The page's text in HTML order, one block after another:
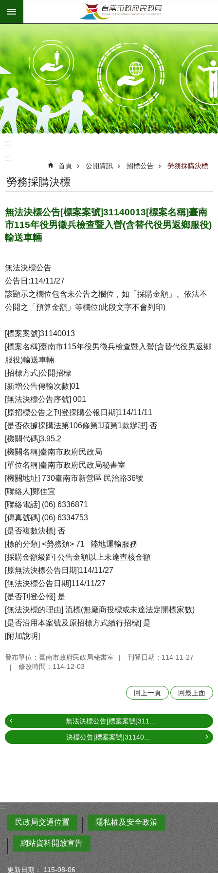
跳到主要內容區塊
:::
:::
首頁 公開資訊 招標公告 勞務採購決標
勞務採購決標
無法決標公告[標案案號]31140013[標案名稱]臺南
市115年役男徵兵檢查暨入營(含替代役男返鄉服役)
輸送車輛
無法決標公告
公告日:114/11/27
該顯示之欄位包含未公告之欄位，如「採購金額」、依法不
公開之「預算金額」等欄位(此段文字不會列印)
[標案案號]31140013
[標案名稱]臺南市115年役男徵兵檢查暨入營(含替代役男返鄉
服役)輸送車輛
[招標方式]公開招標
[新增公告傳輸次數]01
[無法決標公告序號] 001
[原招標公告之刊登採購公報日期]114/11/11
[是否依據採購法第106條第1項第1款辦理] 否
[機關代碼]3.95.2
[機關名稱]臺南市政府民政局
[單位名稱]臺南市政府民政局秘書室
[機關地址] 730臺南市新營區 民治路36號
[聯絡人]鄭佳宜
[聯絡電話] (06) 6336871
[傳真號碼] (06) 6334753
[是否複數決標] 否
[標的分類] <勞務類> 71 陸地運輸服務
[採購金額級距] 公告金額以上未達查核金額
[原無法決標公告日期]114/11/27
[無法決標公告日期]114/11/27
[是否刊登公報] 是
[無法決標的理由] 流標(無廠商投標或未達法定開標家數)
[是否沿用本案號及原招標方式續行招標] 是
[附加說明]
發布單位：臺南市政府民政局秘書室
刊登日期：114-11-27
修改時間：114-12-03
回上一頁 回最上面
無法決標公告[標案案號]311...
決標公告[標案案號]31140...
:::
民政局交通位置
隱私權及安全政策
網站資料開放宣告
更新日期： 115-08-06